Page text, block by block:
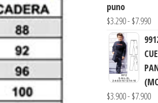
puno
$3.290- $7.990
de
$3.900- $7.900